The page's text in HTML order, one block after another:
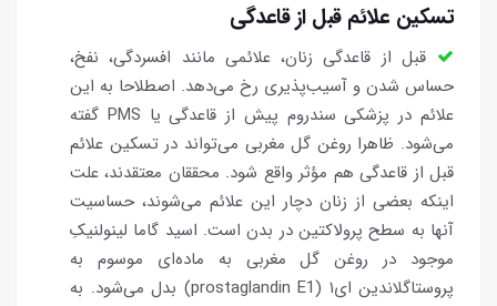
تسکین علائم قبل از قاعدگی
قبل از قاعدگی زنان، علائمی مانند افسردگی، نفخ،
حساس شدن و آسیب‌پذیری رخ می‌دهد. اصطلاحا به این
علائم در پزشکی سندروم پیش از قاعدگی یا PMS گفته
می‌شود. ظاهرا روغن گل مغربی می‌تواند در تسکین علائم
قبل از قاعدگی هم مؤثر واقع شود. محققان معتقدند، علت
اینکه بعضی از زنان دچار این علائم می‌شوند، حساسیت
آنها به سطح پرولاکتین در بدن است. اسید گاما لینولنیکِ
موجود در روغن گل مغربی به ماده‌ای موسوم به
پروستاگلاندین ای‌۱ (prostaglandin E1) بدل می‌شود. به